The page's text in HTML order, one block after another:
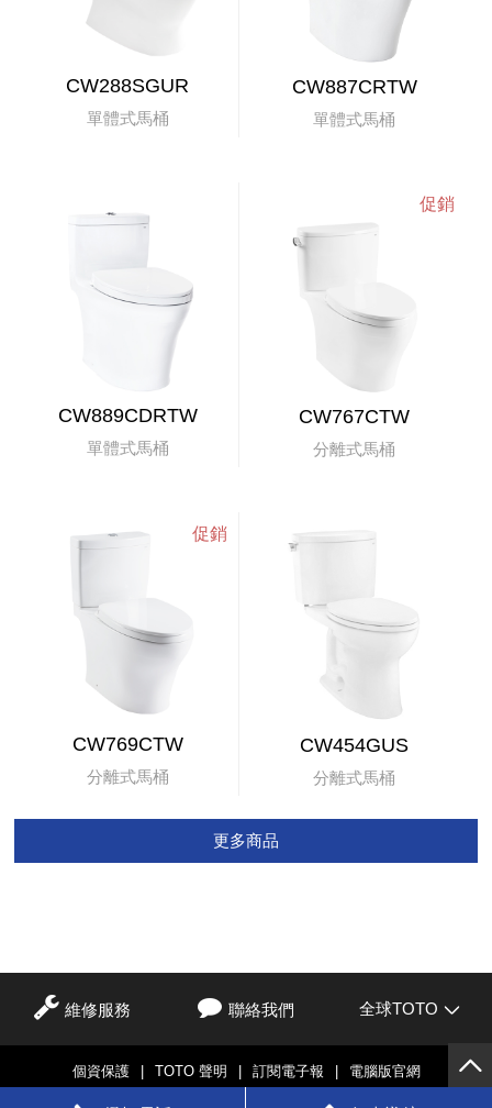
CW288SGUR
單體式馬桶
CW887CRTW
單體式馬桶
CW889CDRTW
單體式馬桶
CW767CTW
分離式馬桶
CW769CTW
分離式馬桶
CW454GUS
分離式馬桶
更多商品
維修服務 聯絡我們 全球TOTO
個資保護 | TOTO 聲明 | 訂閱電子報 | 電腦版官網